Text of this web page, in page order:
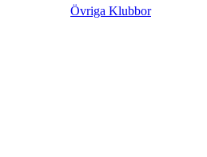
Övriga Klubbor